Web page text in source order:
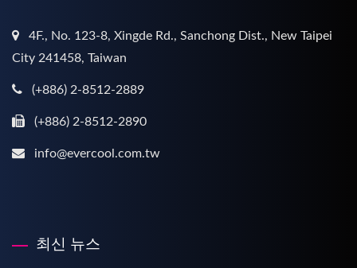
4F., No. 123-8, Xingde Rd., Sanchong Dist., New Taipei
City 241458, Taiwan
(+886) 2-8512-2889
(+886) 2-8512-2890
info@evercool.com.tw
최신 뉴스